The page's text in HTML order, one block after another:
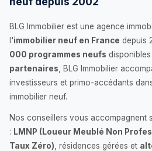
BLG Immobilier est une agence
l'immobilier neuf en France depuis
000 programmes neufs
partenaires , BLG Immobilier
investisseurs et primo-accédants
immobilier neuf.
Nos conseillers vous accompagnent
: LMNP (Loueur Meublé Non
Taux Zéro) , résidences gérées et